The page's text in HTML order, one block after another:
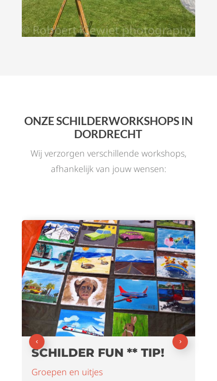
ONZE SCHILDERWORKSHOPS IN
DORDRECHT
Wij verzorgen verschillende workshops,
afhankelijk van jouw wensen:
SCHILDER FUN ** TIP!
Groepen en uitjes